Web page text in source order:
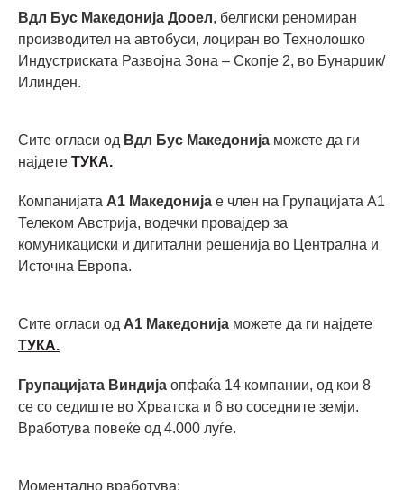
Вдл Бус Македонија Дооел, белгиски реномиран
производител на автобуси, лоциран во Технолошко
Индустриската Развојна Зона – Скопје 2, во Бунарџик/
Илинден.
Сите огласи од Вдл Бус Македонија можете да ги
најдете ТУКА.
Компанијата А1 Македонија е член на Групацијата А1
Телеком Австрија, водечки провајдер за
комуникациски и дигитални решенија во Централна и
Источна Европа.
Сите огласи од А1 Македонија можете да ги најдете
ТУКА.
Групацијата Виндија опфаќа 14 компании, од кои 8
се со седиште во Хрватска и 6 во соседните земји.
Вработува повеќе од 4.000 луѓе.
Моментално вработува: